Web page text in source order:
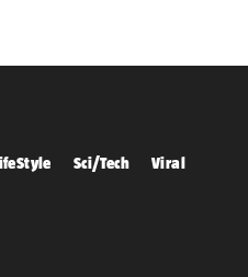
Sci/Tech Viral